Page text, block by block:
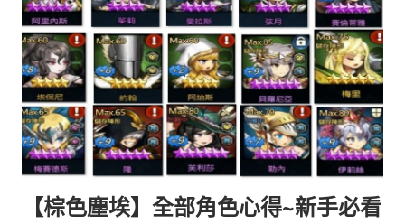
【棕色塵埃】全部角色心得~新手必看